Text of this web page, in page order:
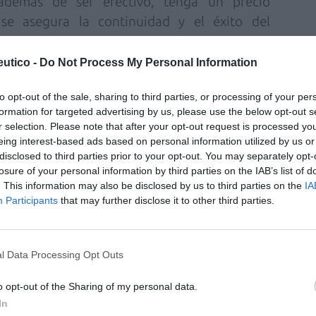
- Do Not Process My Personal Information
opt-out of the sale, sharing to third parties, or processing of your
for targeted advertising by us, please use the below opt-out
selection. Please note that after your opt-out request is processed
interest-based ads based on personal information utilized by us
to third parties prior to your opt-out. You may separately
of your personal information by third parties on the IAB’s list of
This information may also be disclosed by us to third parties on the
Participants that may further disclose it to other third parties.
Data Processing Opt Outs
opt-out of the Sharing of my personal data.
asegura la continuidad
y el éxito del
P.V.P. Rec.: 5,95 €.
P.V.P. Rec.: 11,90 €.
preferida de Google
de actualidad.
ACTIVAR AHORA